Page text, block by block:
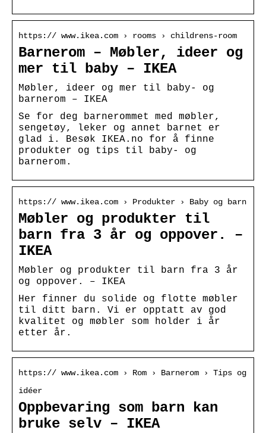
https:// www.ikea.com › rooms › childrens-room
Barnerom – Møbler, ideer og
mer til baby – IKEA
Møbler, ideer og mer til baby- og
barnerom – IKEA
Se for deg barnerommet med møbler,
sengetøy, leker og annet barnet er
glad i. Besøk IKEA.no for å finne
produkter og tips til baby- og
barnerom.
https:// www.ikea.com › Produkter › Baby og barn
Møbler og produkter til
barn fra 3 år og oppover. –
IKEA
Møbler og produkter til barn fra 3 år
og oppover. – IKEA
Her finner du solide og flotte møbler
til ditt barn. Vi er opptatt av god
kvalitet og møbler som holder i år
etter år.
https:// www.ikea.com › Rom › Barnerom › Tips og
idéer
Oppbevaring som barn kan
bruke selv – IKEA